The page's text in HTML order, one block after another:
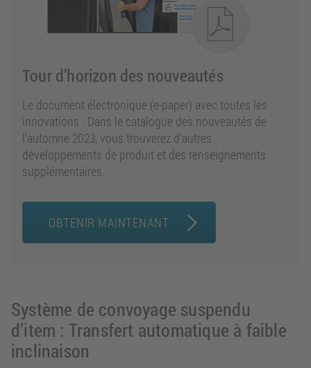
Tour d’horizon des nouveautés
Le document électronique (e-paper) avec toutes les
innovations : Dans le catalogue des nouveautés de
l’automne 2023, vous trouverez d’autres
développements de produit et des renseignements
supplémentaires.
OBTENIR MAINTENANT
Système de convoyage suspendu
d’item : Transfert automatique à faible
inclinaison